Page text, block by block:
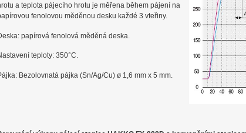
a teplota pájecího hrotu je měřena během pájení na
fenolovou měděnou desku každé 3 vteřiny.
papírová fenolová měděná deska.
teploty: 350°C.
Bezolovnatá pájka (Sn/Ag/Cu) ø 1,6 mm x 5 mm.